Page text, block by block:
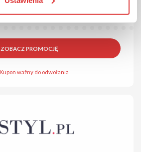
cenach. Skorzystaj z wyprzedaży
ZOBACZ PROMOCJĘ
Kupon ważny do odwołania